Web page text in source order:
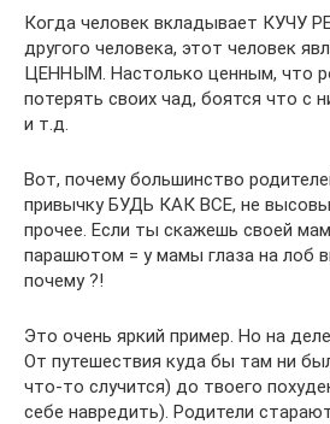
Когда человек вкладывает КУЧУ
другого человека, этот человек
ЦЕННЫМ. Настолько ценным, что
потерять своих чад, боятся что с
и т.д.
Вот, почему большинство
привычку БУДЬ КАК ВСЕ, не
прочее. Если ты скажешь своей
парашютом = у мамы глаза на лоб
почему ?!
Это очень яркий пример. Но на
От путешествия куда бы там ни
что-то случится) до твоего
себе навредить). Родители